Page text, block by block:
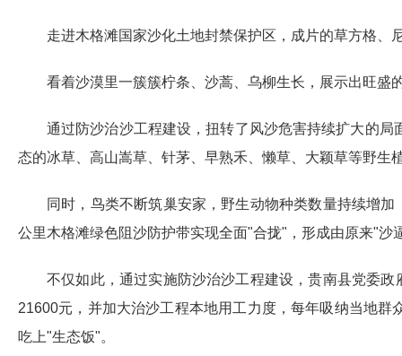
走进木格滩国家沙化土地封禁保护区，成片的草方格
看着沙漠里一簇簇柠条、沙蒿、乌柳生长，展示出旺盛
通过防沙治沙工程建设，扭转了风沙危害持续扩大的
态的冰草、高山嵩草、针茅、早熟禾、懒草、大颖草等野生
同时，鸟类不断筑巢安家，野生动物种类数量持续增
公里木格滩绿色阻沙防护带实现全面"合拢"，形成由原来"沙
不仅如此，通过实施防沙治沙工程建设，贵南县党委
21600元，并加大治沙工程本地用工力度，每年吸纳当地
吃上"生态饭"。